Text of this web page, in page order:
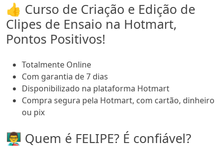
👍 Curso de Criação e Edição de
Clipes de Ensaio na Hotmart,
Pontos Positivos!
Totalmente Online
Com garantia de 7 dias
Disponibilizado na plataforma Hotmart
Compra segura pela Hotmart, com cartão, dinheiro
ou pix
👨‍🏫 Quem é FELIPE? É confiável?